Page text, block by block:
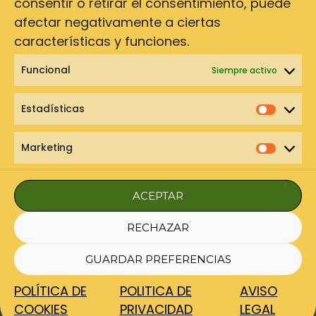
afectar negativamente a ciertas
características y funciones.
Funcional Siempre activo
Estadísticas
Marketing
ACEPTAR
RECHAZAR
GUARDAR PREFERENCIAS
POLÍTICA DE
COOKIES
POLITICA DE
PRIVACIDAD
AVISO
LEGAL
¡ÚNETE AL GRUPO DE TELEGRAM!
El lugar donde se reúne la Comunidad
Viajeras Sin Límites y donde lo sabrás todo
antes que nadie, así que, yo que tu ¡no me
quedaría fuera!
Política de privacidadPolítica de cookies
Condiciones de contratación
Copyright © 2026 Tu Camino en Fotos| Todos los
derechos reservados